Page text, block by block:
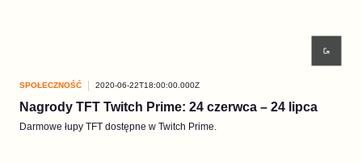
SPOŁECZNOŚĆ 2020-06-22T18:00:00.000Z
Nagrody TFT Twitch Prime: 24 czerwca – 24 lipca
Darmowe łupy TFT dostępne w Twitch Prime.